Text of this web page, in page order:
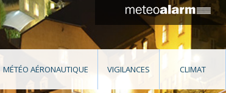
MÉTÉO AÉRONAUTIQUE VIGILANCES CLIMAT